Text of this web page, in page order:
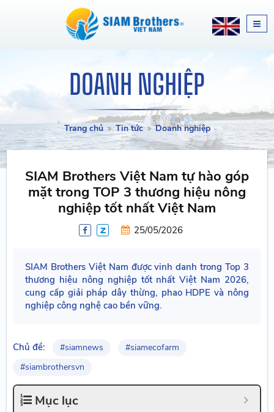
DOANH NGHIỆP
Trang chủ Tin tức Doanh nghiệp
SIAM Brothers Việt Nam tự hào góp
mặt trong TOP 3 thương hiệu nông
nghiệp tốt nhất Việt Nam
25/05/2026
SIAM Brothers Việt Nam được vinh danh trong Top 3
thương hiệu nông nghiệp tốt nhất Việt Nam 2026,
cung cấp giải pháp dây thừng, phao HDPE và nông
nghiệp công nghệ cao bền vững.
Chủ đề: #siamnews
#siamecofarm
#siambrothersvn
Mục lục